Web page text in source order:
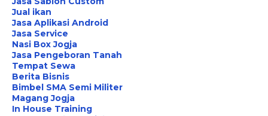
Jual ikan
Jasa Aplikasi Android
Jasa Service
Nasi Box Jogja
Jasa Pengeboran Tanah
Tempat Sewa
Berita Bisnis
Bimbel SMA Semi Militer
Magang Jogja
In House Training